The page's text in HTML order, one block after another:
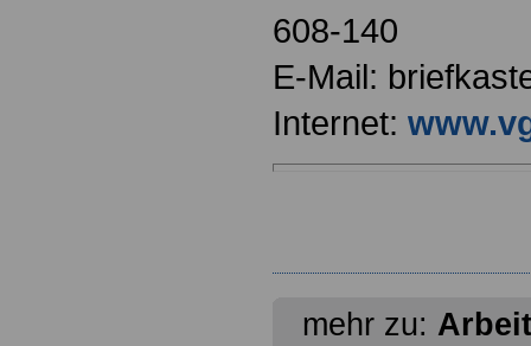
608-140
E-Mail:
Internet:
mehr zu: